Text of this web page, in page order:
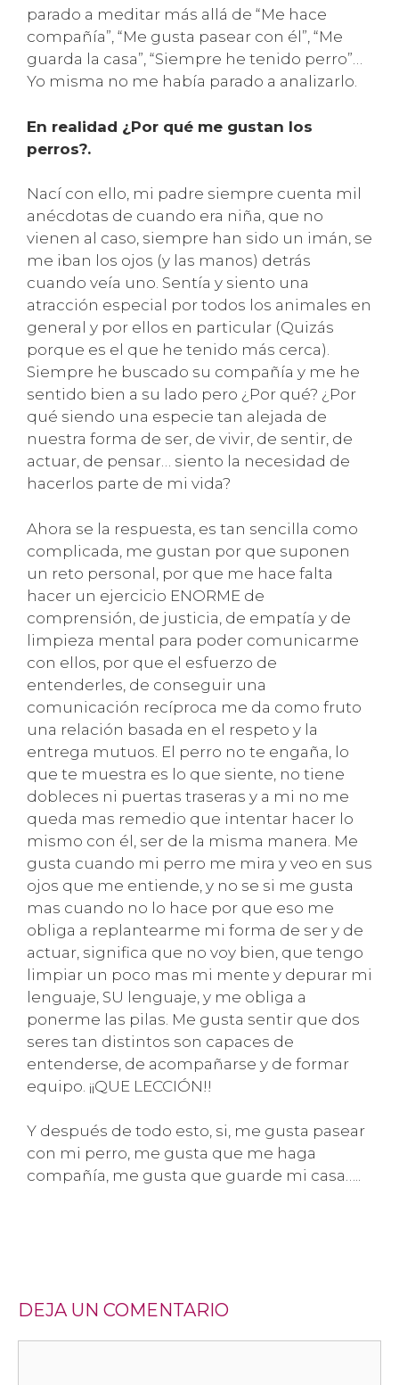
parado a meditar más allá de “Me hace
compañía”, “Me gusta pasear con él”, “Me
guarda la casa”, “Siempre he tenido perro”…
Yo misma no me había parado a analizarlo.
En realidad ¿Por qué me gustan los
perros?.
Nací con ello, mi padre siempre cuenta mil
anécdotas de cuando era niña, que no
vienen al caso, siempre han sido un imán, se
me iban los ojos (y las manos) detrás
cuando veía uno. Sentía y siento una
atracción especial por todos los animales en
general y por ellos en particular (Quizás
porque es el que he tenido más cerca).
Siempre he buscado su compañía y me he
sentido bien a su lado pero ¿Por qué? ¿Por
qué siendo una especie tan alejada de
nuestra forma de ser, de vivir, de sentir, de
actuar, de pensar… siento la necesidad de
hacerlos parte de mi vida?
Ahora se la respuesta, es tan sencilla como
complicada, me gustan por que suponen
un reto personal, por que me hace falta
hacer un ejercicio ENORME de
comprensión, de justicia, de empatía y de
limpieza mental para poder comunicarme
con ellos, por que el esfuerzo de
entenderles, de conseguir una
comunicación recíproca me da como fruto
una relación basada en el respeto y la
entrega mutuos. El perro no te engaña, lo
que te muestra es lo que siente, no tiene
dobleces ni puertas traseras y a mi no me
queda mas remedio que intentar hacer lo
mismo con él, ser de la misma manera. Me
gusta cuando mi perro me mira y veo en sus
ojos que me entiende, y no se si me gusta
mas cuando no lo hace por que eso me
obliga a replantearme mi forma de ser y de
actuar, significa que no voy bien, que tengo
limpiar un poco mas mi mente y depurar mi
lenguaje, SU lenguaje, y me obliga a
ponerme las pilas. Me gusta sentir que dos
seres tan distintos son capaces de
entenderse, de acompañarse y de formar
equipo. ¡¡QUE LECCIÓN!!
Y después de todo esto, si, me gusta pasear
con mi perro, me gusta que me haga
compañía, me gusta que guarde mi casa…..
DEJA UN COMENTARIO